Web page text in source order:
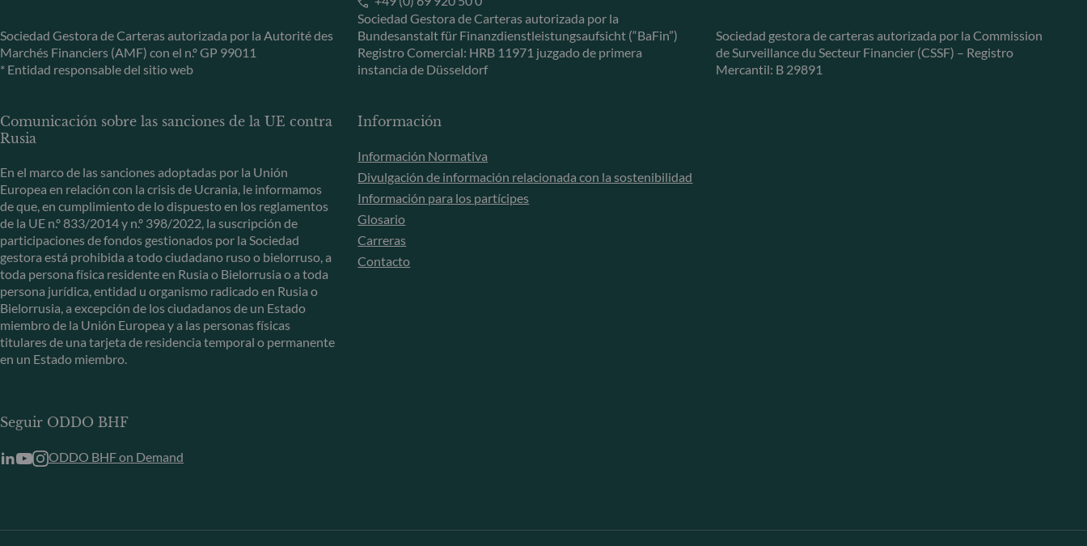
Sociedad Gestora de Carteras autorizada por la Autorité des
Marchés Financiers (AMF) con el n.º GP 99011
* Entidad responsable del sitio web
Sociedad Gestora de Carteras autorizada por la
Bundesanstalt für Finanzdienstleistungsaufsicht (“BaFin”)
Registro Comercial: HRB 11971 juzgado de primera
instancia de Düsseldorf
Sociedad gestora de carteras autorizada por la Commission
de Surveillance du Secteur Financier (CSSF) – Registro
Mercantil: B 29891
Comunicación sobre las sanciones de la UE contra
Rusia
En el marco de las sanciones adoptadas por la Unión
Europea en relación con la crisis de Ucrania, le informamos
de que, en cumplimiento de lo dispuesto en los reglamentos
de la UE n.º 833/2014 y n.º 398/2022, la suscripción de
participaciones de fondos gestionados por la Sociedad
gestora está prohibida a todo ciudadano ruso o bielorruso, a
toda persona física residente en Rusia o Bielorrusia o a toda
persona jurídica, entidad u organismo radicado en Rusia o
Bielorrusia, a excepción de los ciudadanos de un Estado
miembro de la Unión Europea y a las personas físicas
titulares de una tarjeta de residencia temporal o permanente
en un Estado miembro.
Información
Información Normativa
Divulgación de información relacionada con la sostenibilidad
Información para los partícipes
Glosario
Carreras
Contacto
Seguir ODDO BHF
ODDO BHF on Demand